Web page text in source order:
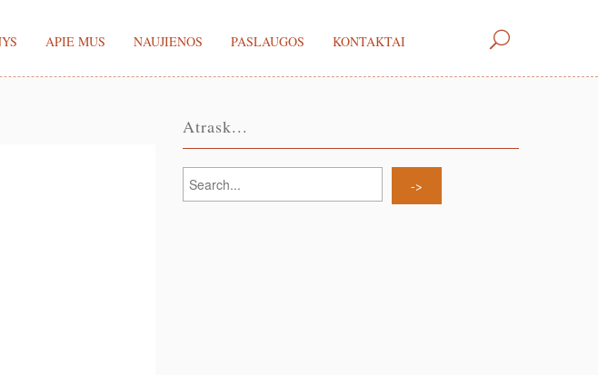
APIE MUS NAUJIENOS PASLAUGOS KONTAKTAI
Atrask...